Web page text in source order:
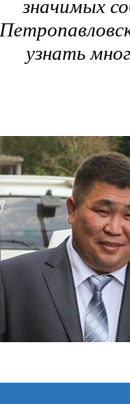
значимых
узнать